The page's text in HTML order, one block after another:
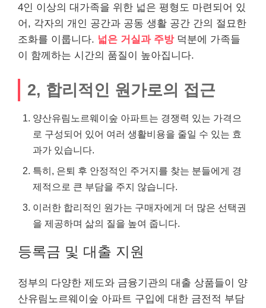
4인 이상의 대가족을 위한 넓은 평형도 마련되어 있
어, 각자의 개인 공간과 공동 생활 공간 간의 절묘한
조화를 이룹니다. 넓은 거실과 주방덕분에 가족들
이 함께하는 시간의 품질이 높아집니다.
2, 합리적인 원가로의 접근
양산유림노르웨이숲 아파트는 경쟁력 있는 가격으
로 구성되어 있어 여러 생활비용을 줄일 수 있는 효
과가 있습니다.
특히, 은퇴 후 안정적인 주거지를 찾는 분들에게 경
제적으로 큰 부담을 주지 않습니다.
이러한 합리적인 원가는 구매자에게 더 많은 선택권
을 제공하며 삶의 질을 높여 줍니다.
등록금 및 대출 지원
정부의 다양한 제도와 금융기관의 대출 상품들이 양
산유림노르웨이숲 아파트 구입에 대한 금전적 부담